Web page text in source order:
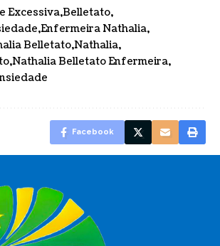
Excessiva Belletato
Enfermeira Nathalia
Belletato Nathalia
Nathalia Belletato Enfermeira
Facebook